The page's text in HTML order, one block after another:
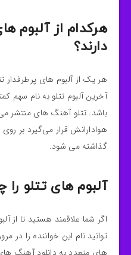
هرکدام از آلبوم
دارند؟
آخرین آلبوم تتلو به نام سهم
باشد. تتلو آهنگ های منتشر
هوادارانش قرار می‌گیرد بر
گذاشته می شود.
آلبوم های تتلو را
اگر شما علاقمند هستید تا از
توانید نام این خواننده را در